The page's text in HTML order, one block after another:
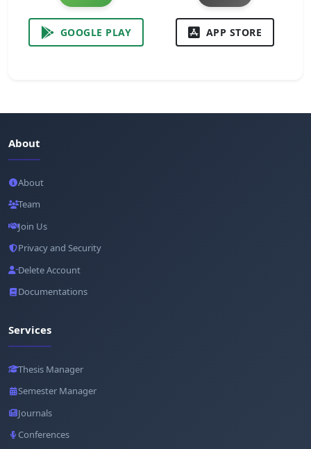
GOOGLE PLAY APP STORE
About
About
Team
Join Us
Privacy and Security
Delete Account
Documentations
Services
Thesis Manager
Semester Manager
Journals
Conferences